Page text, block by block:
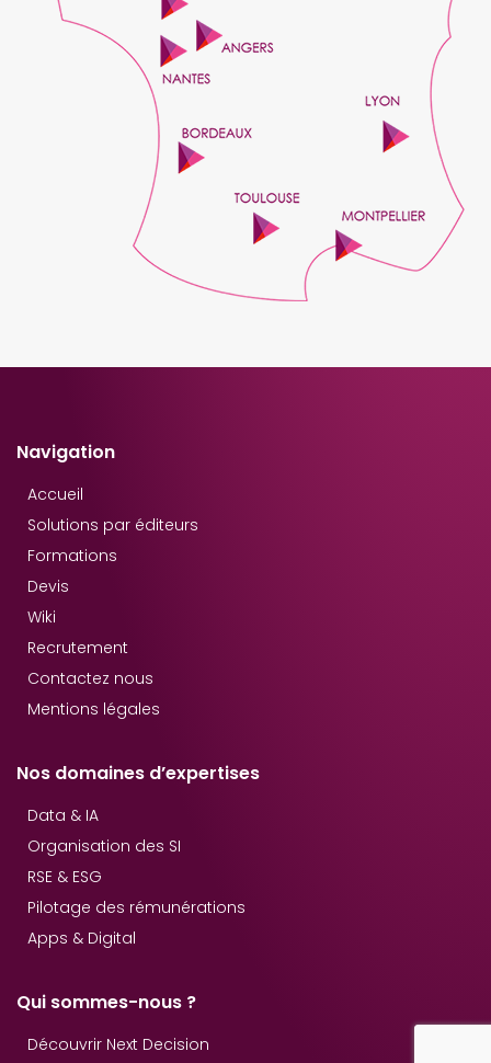
Navigation
Accueil
Solutions par éditeurs
Formations
Devis
Wiki
Recrutement
Contactez nous
Mentions légales
Nos domaines d’expertises
Data & IA
Organisation des SI
RSE & ESG
Pilotage des rémunérations
Apps & Digital
Qui sommes-nous ?
Découvrir Next Decision